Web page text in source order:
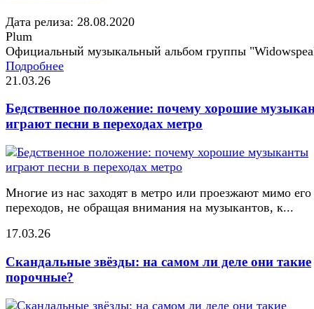
Дата релиза: 28.08.2020
Plum
Официальный музыкальный альбом группы
Подробнее
21.03.26
Бедственное положение: почему хорошие
играют песни в переходах метро
Многие из нас заходят в метро или проезжают мимо его
переходов, не обращая внимания на музыкантов, к...
17.03.26
Скандальные звёзды: на самом ли деле они такие
порочные?